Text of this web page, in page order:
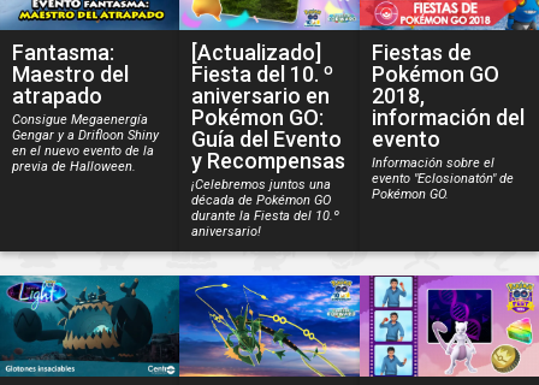
Fantasma:
Maestro del
atrapado
Consigue Megaenergía
Gengar y a Drifloon Shiny
en el nuevo evento de la
previa de Halloween.
[Actualizado]
Fiesta del 10. º
aniversario en
Pokémon GO:
Guía del Evento
y Recompensas
¡Celebremos juntos una
década de Pokémon GO
durante la Fiesta del 10.º
aniversario!
Fiestas de
Pokémon GO
2018,
información del
evento
Información sobre el
evento "Eclosionatón" de
Pokémon GO.